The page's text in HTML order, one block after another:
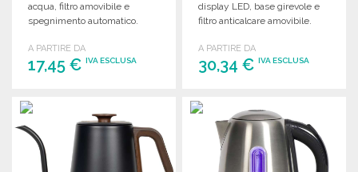
acqua, filtro amovibile e
spegnimento automatico.
cm.
A PARTIRE DA
17,45 € IVA ESCLUSA
Richiedi un preventivo
display LED, base girevole e
filtro anticalcare amovibile.
cm.
A PARTIRE DA
30,34 € IVA ESCLUSA
Richiedi un preventivo